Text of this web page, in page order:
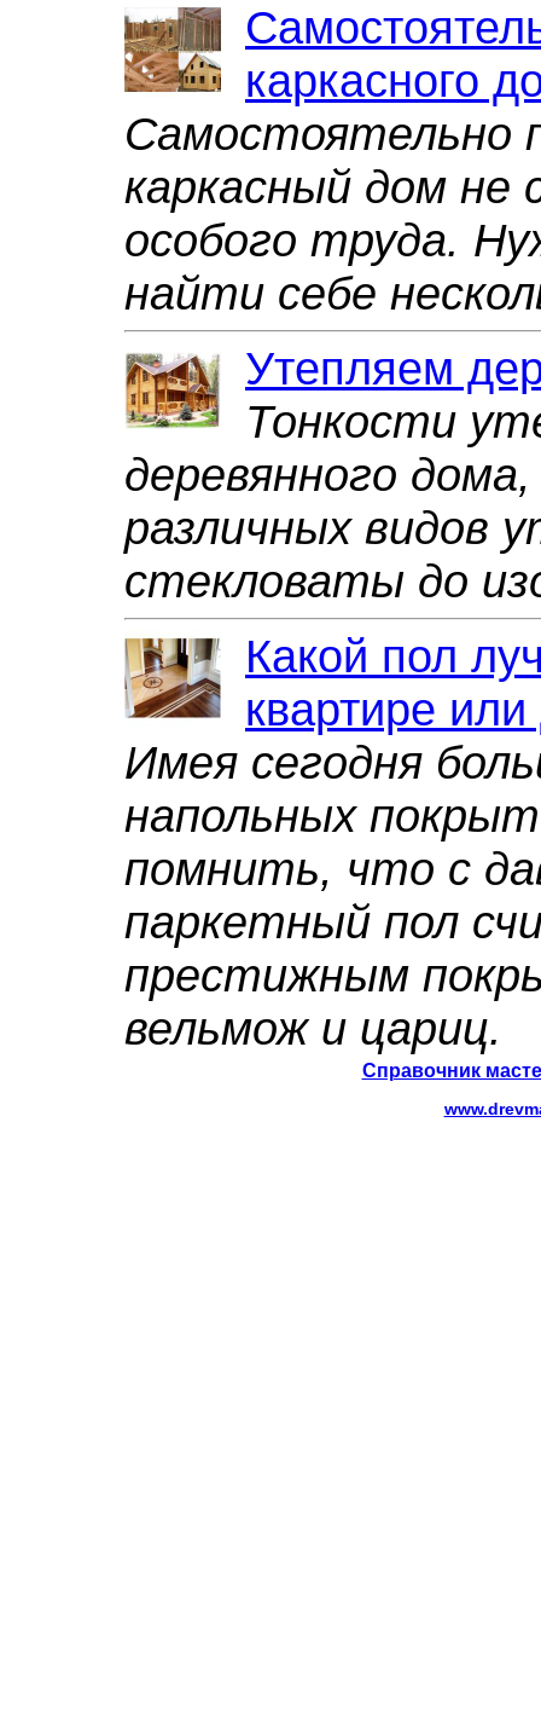
каркасного
Самостоятельно
каркасный дом не
особого труда.
найти себе
Утепляем
Тонкости
деревянного
различных видов
стекловаты до
Какой пол
квартире
Имея сегодня
напольных
помнить, что с
паркетный пол
престижным
вельмож и цариц.
Справочник